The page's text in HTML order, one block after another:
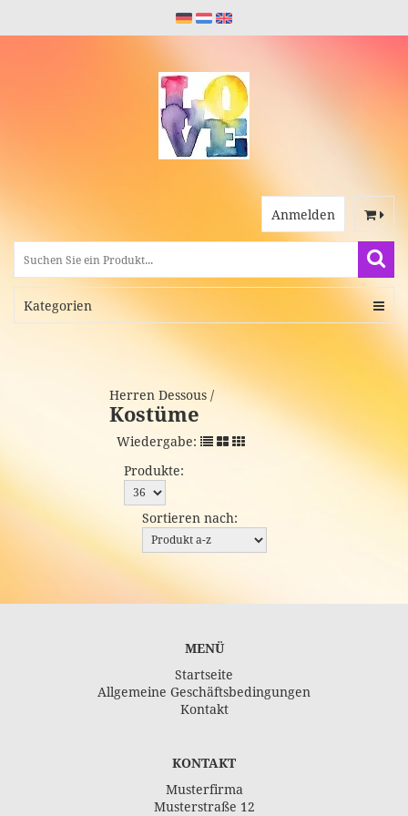
Anmelden
Kategorien
Herren Dessous /
Kostüme
Wiedergabe:
Produkte:
Sortieren nach:
MENÜ
Startseite
Allgemeine Geschäftsbedingungen
Kontakt
KONTAKT
Musterfirma
Musterstraße 12